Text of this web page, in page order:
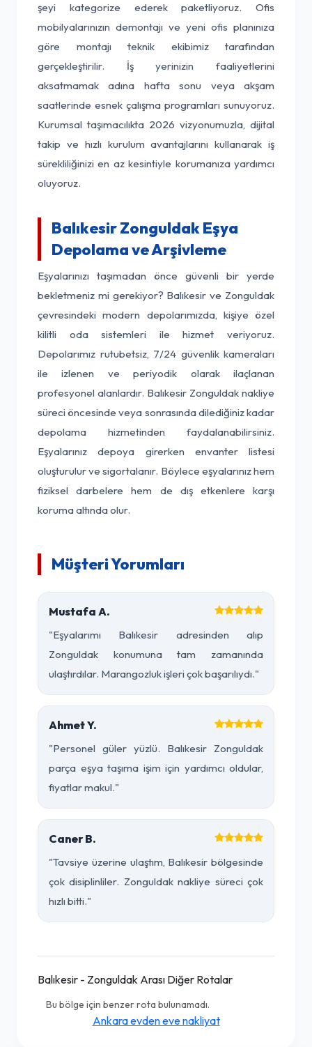
şeyi kategorize ederek paketliyoruz. Ofis
mobilyalarınızın demontajı ve yeni ofis planınıza
göre montajı teknik ekibimiz tarafından
gerçekleştirilir. İş yerinizin faaliyetlerini
aksatmamak adına hafta sonu veya akşam
saatlerinde esnek çalışma programları sunuyoruz.
Kurumsal taşımacılıkta 2026 vizyonumuzla, dijital
takip ve hızlı kurulum avantajlarını kullanarak iş
sürekliliğinizi en az kesintiyle korumanıza yardımcı
oluyoruz.
Balıkesir Zonguldak Eşya
Depolama ve Arşivleme
Eşyalarınızı taşımadan önce güvenli bir yerde
bekletmeniz mi gerekiyor? Balıkesir ve Zonguldak
çevresindeki modern depolarımızda, kişiye özel
kilitli oda sistemleri ile hizmet veriyoruz.
Depolarımız rutubetsiz, 7/24 güvenlik kameraları
ile izlenen ve periyodik olarak ilaçlanan
profesyonel alanlardır. Balıkesir Zonguldak nakliye
süreci öncesinde veya sonrasında dilediğiniz kadar
depolama hizmetinden faydalanabilirsiniz.
Eşyalarınız depoya girerken envanter listesi
oluşturulur ve sigortalanır. Böylece eşyalarınız hem
fiziksel darbelere hem de dış etkenlere karşı
koruma altında olur.
Müşteri Yorumları
Mustafa A.
"Eşyalarımı Balıkesir adresinden alıp
Zonguldak konumuna tam zamanında
ulaştırdılar. Marangozluk işleri çok başarılıydı."
Ahmet Y.
"Personel güler yüzlü. Balıkesir Zonguldak
parça eşya taşıma işim için yardımcı oldular,
fiyatlar makul."
Caner B.
"Tavsiye üzerine ulaştım, Balıkesir bölgesinde
çok disiplinliler. Zonguldak nakliye süreci çok
hızlı bitti."
Balıkesir - Zonguldak Arası Diğer Rotalar
Bu bölge için benzer rota bulunamadı.
Ankara evden eve nakliyat